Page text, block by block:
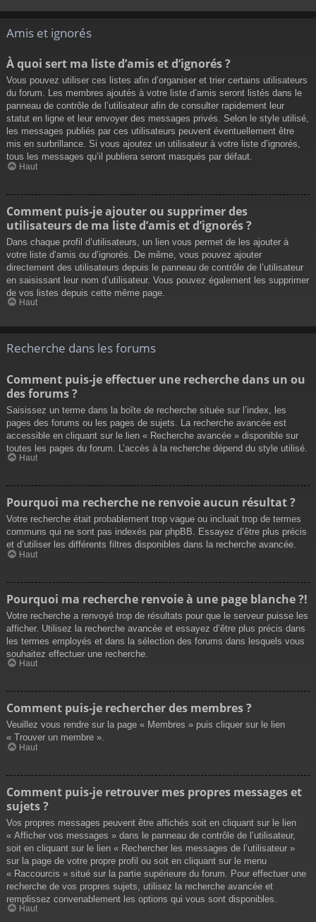
Amis et ignorés
À quoi sert ma liste d’amis et d’ignorés ?
Vous pouvez utiliser ces listes afin d’organiser et trier certains utilisateurs
du forum. Les membres ajoutés à votre liste d’amis seront listés dans le
panneau de contrôle de l’utilisateur afin de consulter rapidement leur
statut en ligne et leur envoyer des messages privés. Selon le style utilisé,
les messages publiés par ces utilisateurs peuvent éventuellement être
mis en surbrillance. Si vous ajoutez un utilisateur à votre liste d’ignorés,
tous les messages qu’il publiera seront masqués par défaut.
Haut
Comment puis-je ajouter ou supprimer des
utilisateurs de ma liste d’amis et d’ignorés ?
Dans chaque profil d’utilisateurs, un lien vous permet de les ajouter à
votre liste d’amis ou d’ignorés. De même, vous pouvez ajouter
directement des utilisateurs depuis le panneau de contrôle de l’utilisateur
en saisissant leur nom d’utilisateur. Vous pouvez également les supprimer
de vos listes depuis cette même page.
Haut
Recherche dans les forums
Comment puis-je effectuer une recherche dans un ou
des forums ?
Saisissez un terme dans la boîte de recherche située sur l’index, les
pages des forums ou les pages de sujets. La recherche avancée est
accessible en cliquant sur le lien « Recherche avancée » disponible sur
toutes les pages du forum. L’accès à la recherche dépend du style utilisé.
Haut
Pourquoi ma recherche ne renvoie aucun résultat ?
Votre recherche était probablement trop vague ou incluait trop de termes
communs qui ne sont pas indexés par phpBB. Essayez d’être plus précis
et d’utiliser les différents filtres disponibles dans la recherche avancée.
Haut
Pourquoi ma recherche renvoie à une page blanche ?!
Votre recherche a renvoyé trop de résultats pour que le serveur puisse les
afficher. Utilisez la recherche avancée et essayez d’être plus précis dans
les termes employés et dans la sélection des forums dans lesquels vous
souhaitez effectuer une recherche.
Haut
Comment puis-je rechercher des membres ?
Veuillez vous rendre sur la page « Membres » puis cliquer sur le lien
« Trouver un membre ».
Haut
Comment puis-je retrouver mes propres messages et
sujets ?
Vos propres messages peuvent être affichés soit en cliquant sur le lien
« Afficher vos messages » dans le panneau de contrôle de l’utilisateur,
soit en cliquant sur le lien « Rechercher les messages de l’utilisateur »
sur la page de votre propre profil ou soit en cliquant sur le menu
« Raccourcis » situé sur la partie supérieure du forum. Pour effectuer une
recherche de vos propres sujets, utilisez la recherche avancée et
remplissez convenablement les options qui vous sont disponibles.
Haut